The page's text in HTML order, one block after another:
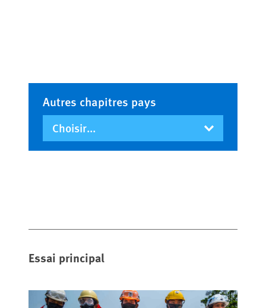
Essai principal
Autres chapitres pays